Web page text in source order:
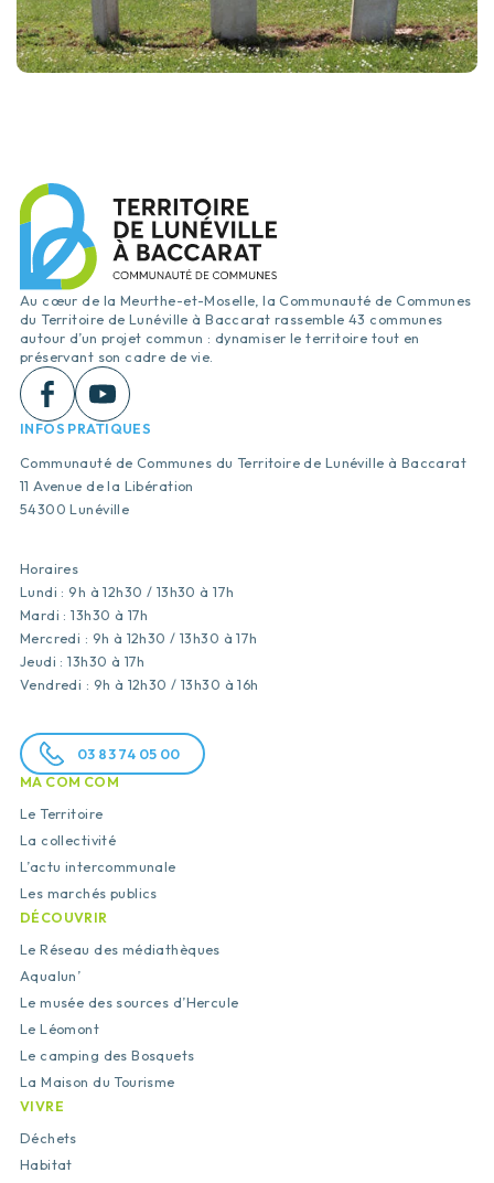
Au cœur de la Meurthe-et-Moselle, la Communauté de Communes
du Territoire de Lunéville à Baccarat rassemble 43 communes
autour d’un projet commun : dynamiser le territoire tout en
préservant son cadre de vie.
MA COM COM
Le Territoire
La collectivité
L’actu intercommunale
Les marchés publics
DÉCOUVRIR
Le Réseau des médiathèques
Aqualun’
Le musée des sources d’Hercule
Le Léomont
Le camping des Bosquets
La Maison du Tourisme
VIVRE
Déchets
Habitat
INFOS PRATIQUES
Communauté de Communes du Territoire de Lunéville à Baccarat
11 Avenue de la Libération
54300 Lunéville
Horaires
Lundi : 9h à 12h30 / 13h30 à 17h
Mardi : 13h30 à 17h
Mercredi : 9h à 12h30 / 13h30 à 17h
Jeudi : 13h30 à 17h
Vendredi : 9h à 12h30 / 13h30 à 16h
03 83 74 05 00